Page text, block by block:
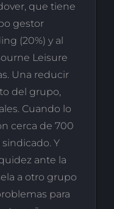
que tiene
gestor
(20%) y al
Leisure
Una reducir
del grupo,
Cuando lo
cerca de 700
Y
ante la
a otro grupo
para